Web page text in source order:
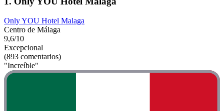
Only YOU Hotel Malaga
Centro de Málaga
9,6/10
Excepcional
(893 comentarios)
"Increíble"